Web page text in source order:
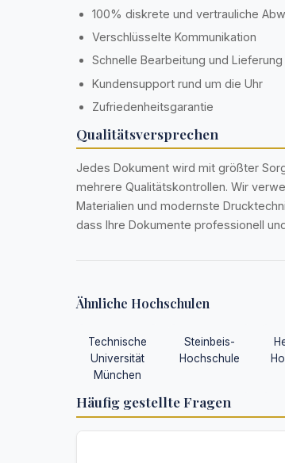
100% diskrete und vertrauliche
Verschlüsselte Kommunikation
Schnelle Bearbeitung und Lieferung
Kundensupport rund um die Uhr
Zufriedenheitsgarantie
Qualitätsversprechen
Jedes Dokument wird mit größter
mehrere Qualitätskontrollen. Wir
Materialien und modernste
dass Ihre Dokumente professionell
Ähnliche Hochschulen
Technische
Universität
München
Steinbeis-
Hochschule
Häufig gestellte Fragen